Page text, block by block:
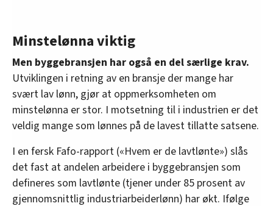
Minstelønna viktig
Men byggebransjen har også en del særlige krav.
Utviklingen i retning av en bransje der mange har
svært lav lønn, gjør at oppmerksomheten om
minstelønna er stor. I motsetning til i industrien er det
veldig mange som lønnes på de lavest tillatte satsene.
I en fersk Fafo-rapport («Hvem er de lavtlønte») slås
det fast at andelen arbeidere i byggebransjen som
defineres som lavtlønte (tjener under 85 prosent av
gjennomsnittlig industriarbeiderlønn) har økt. Ifølge